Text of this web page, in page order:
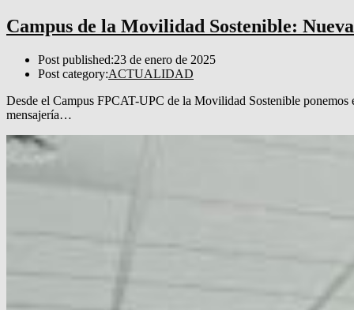
Campus de la Movilidad Sostenible:
Post published:23 de enero de 2025
Post category:ACTUALIDAD
Desde el Campus FPCAT-UPC de la Movilidad Sostenible
mensajería…